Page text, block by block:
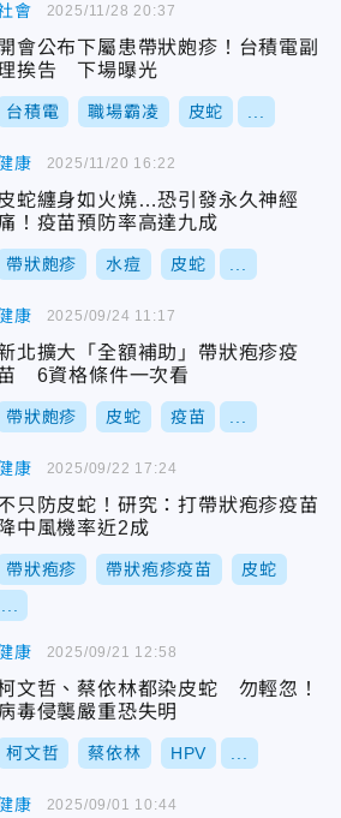
會
開會公布下屬患帶狀皰疹！台積電副
挨告 下場曝光
台積電 職場霸凌 皮蛇
2025/11/28 20:37
康
蛇纏身如火燒…恐引發永久神經
！疫苗預防率高達九成
帶狀皰疹 水痘 皮蛇
2025/11/20 16:22
康
北擴大「全額補助」帶狀疱疹疫
6資格條件一次看
帶狀皰疹 皮蛇 疫苗
2025/09/24 11:17
康
只防皮蛇！研究：打帶狀疱疹疫苗
降中風機率近2成
帶狀疱疹 帶狀疱疹疫苗 皮蛇
2025/09/22 17:24
康
文哲、蔡依林都染皮蛇 勿輕忽！
毒侵襲嚴重恐失明
柯文哲 蔡依林 HPV
2025/09/21 12:58
康 2025/09/01 10:44